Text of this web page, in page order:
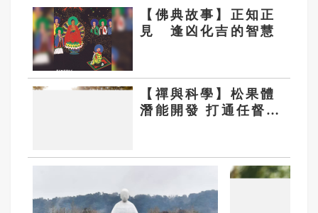
【佛典故事】正知正
見 逢凶化吉的智慧
【禪與科學】松果體
潛能開發 打通任督二